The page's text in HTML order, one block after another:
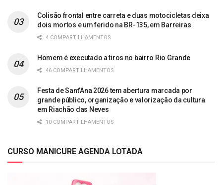
Colisão frontal entre carreta e duas motocicletas deixa
dois mortos e um ferido na BR-135, em Barreiras
4 COMPARTILHAMENTOS
Homem é executado a tiros no bairro Rio Grande
46 COMPARTILHAMENTOS
Festa de Sant’Ana 2026 tem abertura marcada por
grande público, organização e valorização da cultura
em Riachão das Neves
10 COMPARTILHAMENTOS
CURSO MANICURE AGENDA LOTADA